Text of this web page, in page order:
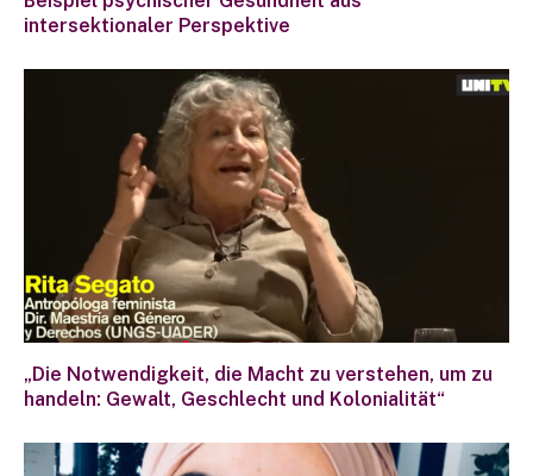
intersektionaler Perspektive
„Die Notwendigkeit, die Macht zu verstehen, um zu
handeln: Gewalt, Geschlecht und Kolonialität“